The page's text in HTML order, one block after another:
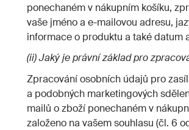
ponechaném v nákupním košíku,
vaše jméno a e-mailovou adresu,
informace o produktu a také datum
(ii) Jaký je právní základ pro
Zpracování osobních údajů pro
a podobných marketingových
mailů o zboží ponechaném v
založeno na vašem souhlasu (čl. 6